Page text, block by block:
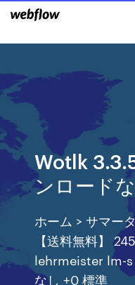
Wotlk
ンロード
ホーム > サマー
【送料無料】
lehrmeister lm-s
なし +0 標準